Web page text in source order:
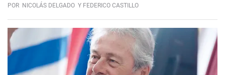
POR NICOLÁS DELGADO Y FEDERICO CASTILLO